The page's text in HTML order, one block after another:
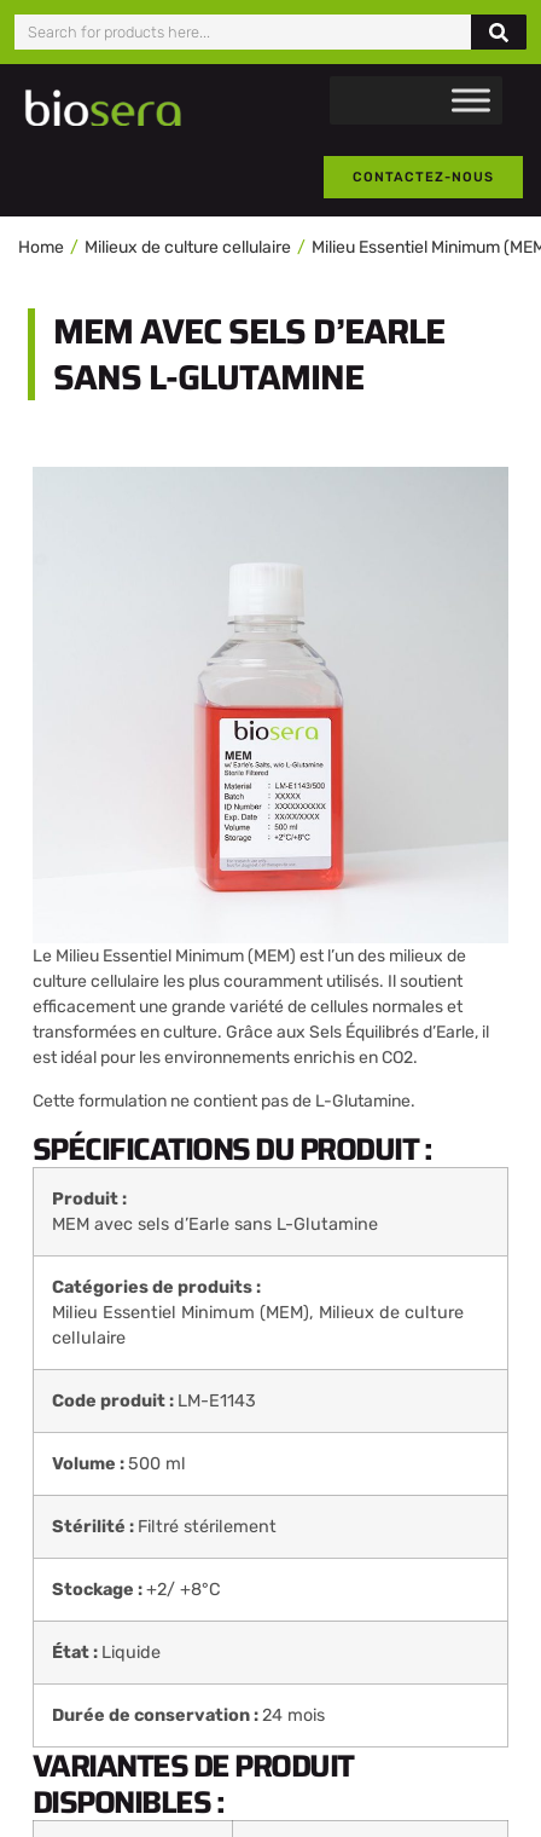
CONTACTEZ-NOUS
Home Milieux de culture cellulaire Milieu Essentiel Minimum
MEM AVEC SELS D’EARLE
SANS L-GLUTAMINE
Le Milieu Essentiel Minimum (MEM) est l’un des milieux de
culture cellulaire les plus couramment utilisés. Il soutient
efficacement une grande variété de cellules normales et
transformées en culture. Grâce aux Sels Équilibrés d’Earle, il
est idéal pour les environnements enrichis en CO2.
Cette formulation ne contient pas de L-Glutamine.
SPÉCIFICATIONS DU PRODUIT :
Produit :
MEM avec sels d’Earle sans L-Glutamine
Catégories de produits :
Milieu Essentiel Minimum (MEM), Milieux de culture
cellulaire
Code produit : LM-E1143
Volume :500 ml
Stérilité : Filtré stérilement
Stockage :+2/ +8°C
État : Liquide
Durée de conservation :24 mois
VARIANTES DE PRODUIT
DISPONIBLES :